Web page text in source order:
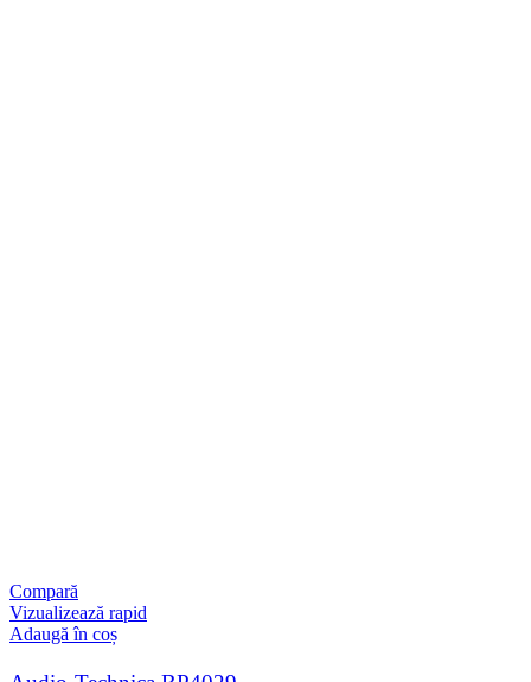
Compară
Vizualizează rapid
Adaugă în coș